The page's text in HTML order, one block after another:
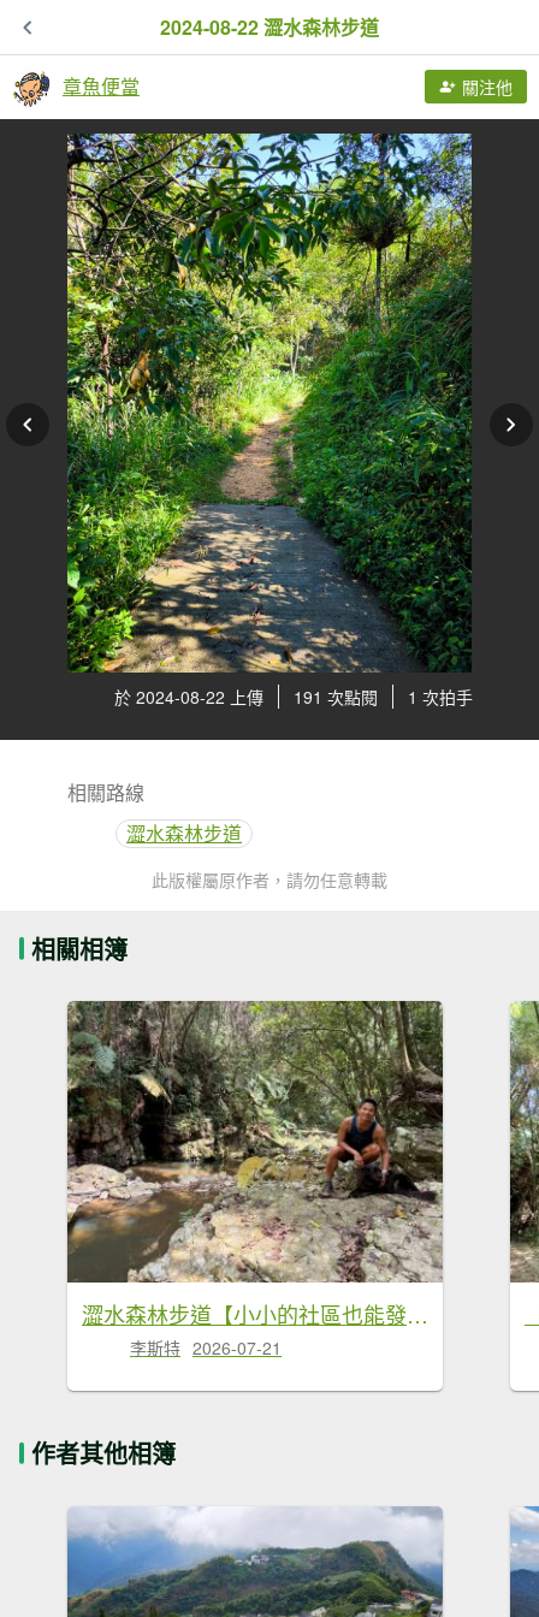
2024-08-22 澀水森林步道
章魚便當 關注他
於 2024-08-22 上傳 191 次點閱 1 次拍手
相關路線
澀水森林步道
此版權屬原作者，請勿任意轉載
相關相簿
澀水森林步道【小小的社區也能發光發熱】
李斯特 2026-07-21
作者其他相簿